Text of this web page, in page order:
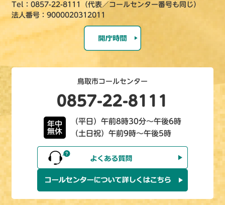
Tel：0857-22-8111（代表／コールセンター番号も同じ）
法人番号：9000020312011
鳥取市コールセンター
0857-22-8111
年中
無休
（平日）午前8時30分～午後6時
（土日祝）午前9時～午後5時